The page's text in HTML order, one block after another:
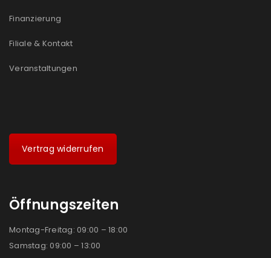
Finanzierung
Filiale & Kontakt
Veranstaltungen
Vertrag widerrufen
Öffnungszeiten
Montag-Freitag: 09:00 – 18:00
Samstag: 09:00 – 13:00